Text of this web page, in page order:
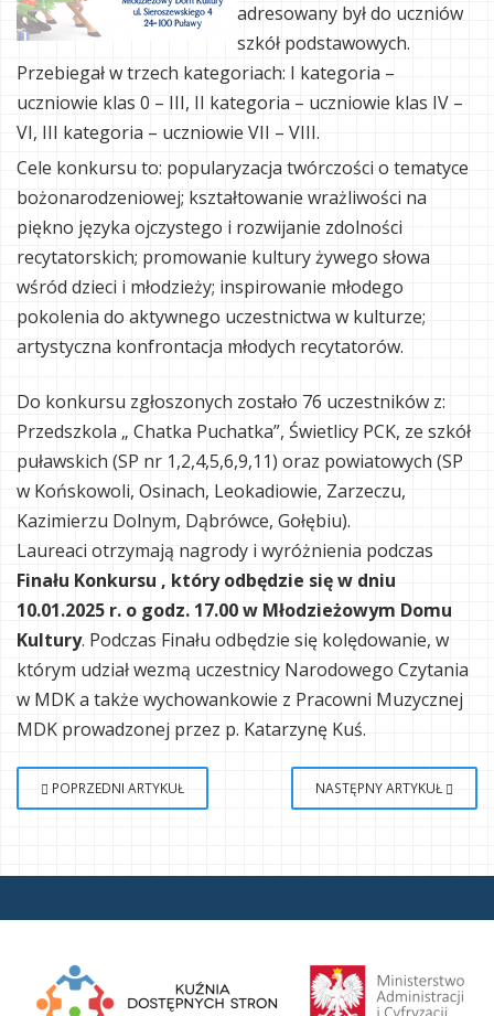
adresowany był do uczniów
szkół podstawowych.
Przebiegał w trzech kategoriach: I kategoria –
uczniowie klas 0 – III, II kategoria – uczniowie klas IV –
VI, III kategoria – uczniowie VII – VIII.
Cele konkursu to: popularyzacja twórczości o tematyce
bożonarodzeniowej; kształtowanie wrażliwości na
piękno języka ojczystego i rozwijanie zdolności
recytatorskich; promowanie kultury żywego słowa
wśród dzieci i młodzieży; inspirowanie młodego
pokolenia do aktywnego uczestnictwa w kulturze;
artystyczna konfrontacja młodych recytatorów.
Do konkursu zgłoszonych zostało 76 uczestników z:
Przedszkola „ Chatka Puchatka”, Świetlicy PCK, ze szkół
puławskich (SP nr 1,2,4,5,6,9,11) oraz powiatowych (SP
w Końskowoli, Osinach, Leokadiowie, Zarzeczu,
Kazimierzu Dolnym, Dąbrówce, Gołębiu).
Laureaci otrzymają nagrody i wyróżnienia podczas
Finału Konkursu , który odbędzie się w dniu
10.01.2025 r. o godz. 17.00 w Młodzieżowym Domu
Kultury. Podczas Finału odbędzie się kolędowanie, w
którym udział wezmą uczestnicy Narodowego Czytania
w MDK a także wychowankowie z Pracowni Muzycznej
MDK prowadzonej przez p. Katarzynę Kuś.
POPRZEDNI ARTYKUŁ NASTĘPNY ARTYKUŁ